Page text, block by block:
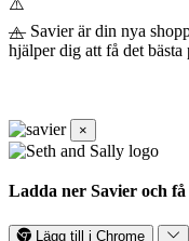
— Savier är din nya
hjälper dig att få det
×
Ladda ner Savier och
Lägg till i Chrome